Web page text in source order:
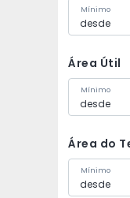
Mínimo
Área Útil
Mínimo
Área do
Mínimo